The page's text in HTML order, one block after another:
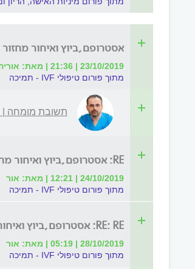
אסטרופם,ביוץ ואיחור מחזור
23/10/2019 | 21:36 | מאת: אוריה
מתוך פורום טיפולי IVF - תמיכה
תשובת מומחה |
RE: אסטרופם,ביוץ ואיחור מחזור
24/10/2019 | 12:21 | מאת: אור
מתוך פורום טיפולי IVF - תמיכה
RE: RE: אסטרופם,ביוץ ואיחור מחזור
28/10/2019 | 05:19 | מאת: אור
מתוך פורום טיפולי IVF - תמיכה